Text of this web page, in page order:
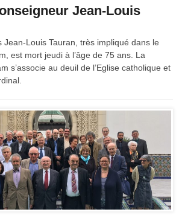
Jean-Louis
Jean-Louis Tauran, très impliqué dans le
est mort jeudi à l’âge de 75 ans. La
s’associe au deuil de l’Eglise catholique et